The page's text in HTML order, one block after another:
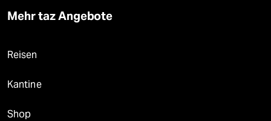
Mehr taz Angebote
Reisen
Kantine
Shop